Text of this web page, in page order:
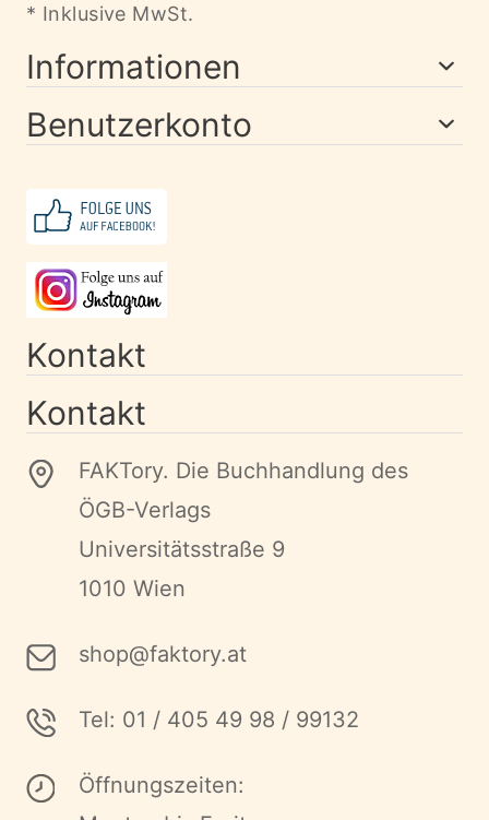
* Inklusive MwSt.
Informationen
Benutzerkonto
Kontakt
Kontakt
FAKTory. Die Buchhandlung des
ÖGB-Verlags
Universitätsstraße 9
1010 Wien
shop@faktory.at
Tel: 01 / 405 49 98 / 99132
Öffnungszeiten: